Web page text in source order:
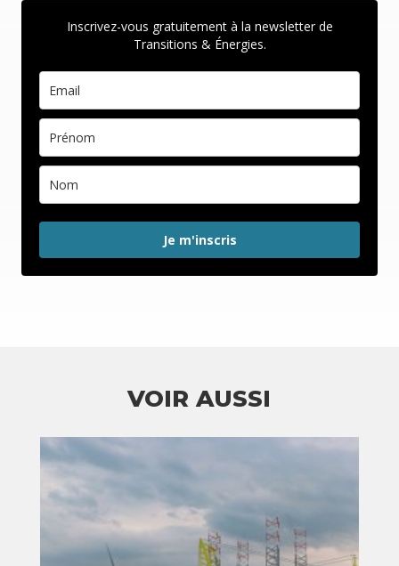
Inscrivez-vous gratuitement à la newsletter de
Transitions & Énergies.
Je m'inscris
VOIR AUSSI